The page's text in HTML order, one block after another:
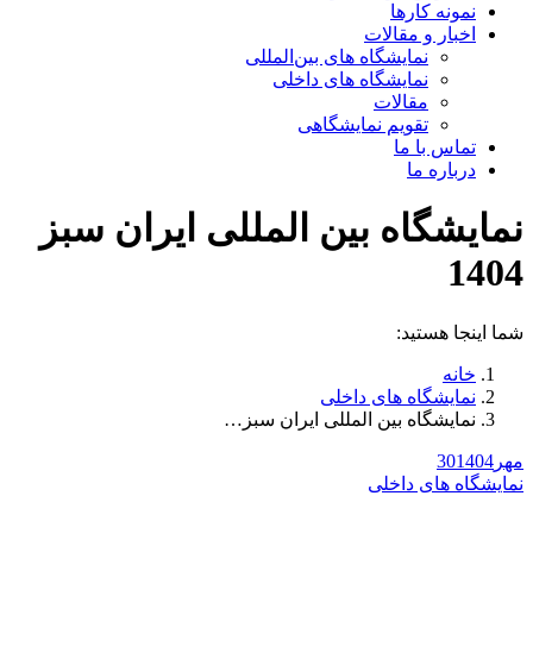
نمونه کارها
اخبار و مقالات
نمایشگاه های بین‌المللی
نمایشگاه های داخلی
مقالات
تقویم نمایشگاهی
تماس با ما
درباره ما
نمایشگاه بین المللی ایران سبز
1404
شما اینجا هستید:
خانه
نمایشگاه های داخلی
نمایشگاه بین المللی ایران سبز…
مهر 301404
نمایشگاه های داخلی